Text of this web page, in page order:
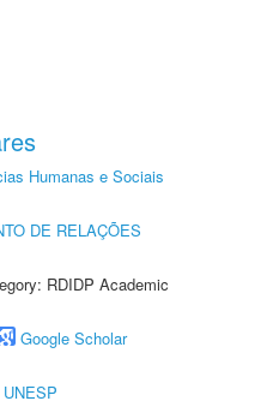
Humanas e Sociais
DE RELAÇÕES
RDIDP Academic
Google Scholar